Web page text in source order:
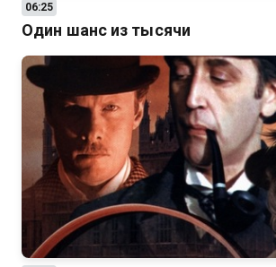
06:25
Один шанс из тысячи